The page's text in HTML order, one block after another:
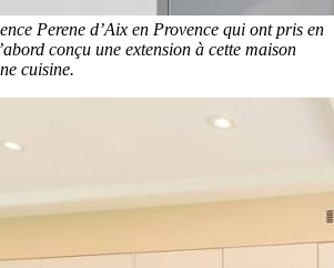
Perene d’Aix en Provence qui ont pris en
conçu une extension à cette maison
cuisine.